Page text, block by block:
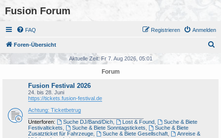
Fusion Forum
FAQ Anmelden
Registrieren
Foren-Übersicht
Aktuelle Zeit: Fr 7. Aug 2026, 05:01
Forum
Fusion Festival 2026
24. bis 28. Juni
https://tickets.fusion-festival.de
Achtung: Ticketbetrug
Unterforen:
Suche DJ/Band/Dich, Lost & Found,
Suche & Biete
Festivaltickets
Suche & Biete Sonntagstickets
Suche & Biete
Zusatzticket für Fahrzeuge
Suche & Biete Gesellschaft,
Anreise &